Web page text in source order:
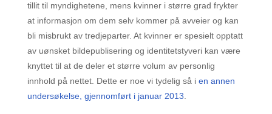
tillit til myndighetene, mens kvinner i større grad frykter
at informasjon om dem selv kommer på avveier og kan
bli misbrukt av tredjeparter. At kvinner er spesielt opptatt
av uønsket bildepublisering og identitetstyveri kan være
knyttet til at de deler et større volum av personlig
innhold på nettet. Dette er noe vi tydelig så i en annen
undersøkelse, gjennomført i januar 2013